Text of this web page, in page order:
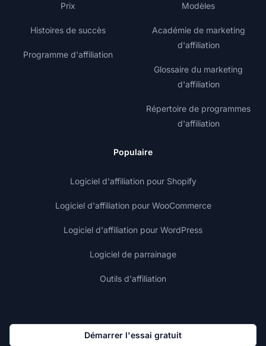
Prix
Histoires de succès
Programme d'affiliation
Modèles
Académie de marketing
d'affiliation
Glossaire du marketing
d'affiliation
Répertoire de programmes
d'affiliation
Populaire
Logiciel d'affiliation pour Shopify
Logiciel d'affiliation pour WooCommerce
Logiciel d'affiliation pour WordPress
Logiciel de parrainage
Outils d'affiliation
Démarrer l'essai gratuit